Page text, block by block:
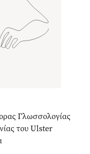
Γλωσσολογίας
του Ulster